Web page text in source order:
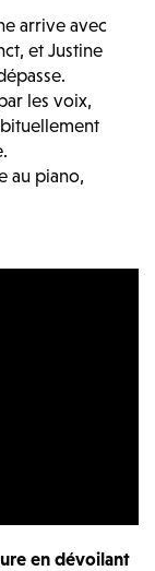
arrive avec
et Justine
les voix,
au piano,
en dévoilant